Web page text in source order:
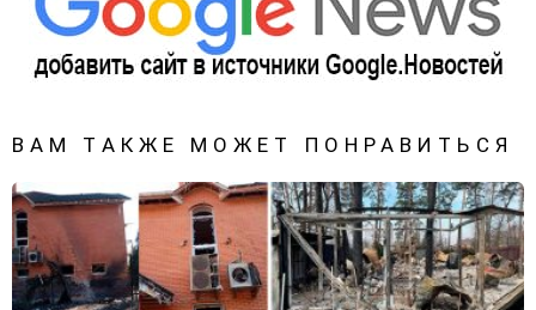
ВАМ ТАКЖЕ МОЖЕТ ПОНРАВИТЬСЯ